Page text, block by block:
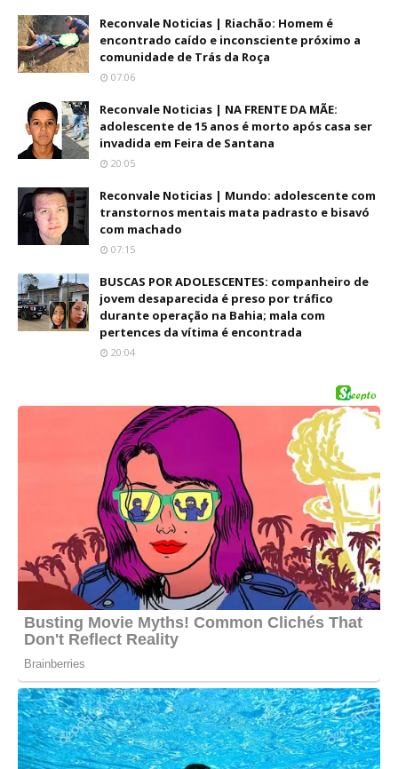
Reconvale Noticias | Riachão: Homem é
encontrado caído e inconsciente próximo a
comunidade de Trás da Roça
07:06
Reconvale Noticias | NA FRENTE DA MÃE:
adolescente de 15 anos é morto após casa ser
invadida em Feira de Santana
20:05
Reconvale Noticias | Mundo: adolescente com
transtornos mentais mata padrasto e bisavó
com machado
07:15
BUSCAS POR ADOLESCENTES: companheiro de
jovem desaparecida é preso por tráfico
durante operação na Bahia; mala com
pertences da vítima é encontrada
20:04